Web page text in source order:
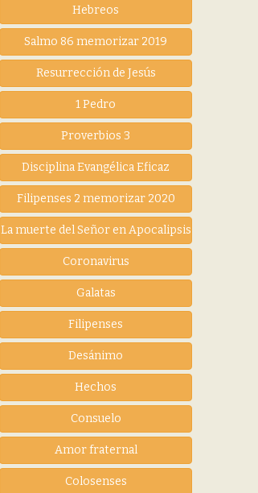
Hebreos
Salmo 86 memorizar 2019
Resurrección de Jesús
1 Pedro
Proverbios 3
Disciplina Evangélica Eficaz
Filipenses 2 memorizar 2020
La muerte del Señor en Apocalipsis
Coronavirus
Galatas
Filipenses
Desánimo
Hechos
Consuelo
Amor fraternal
Colosenses